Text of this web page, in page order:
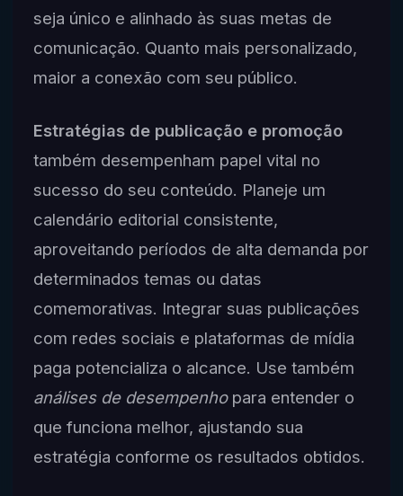
seja único e alinhado às suas metas de
comunicação. Quanto mais personalizado,
maior a conexão com seu público.
Estratégias de publicação e promoção
também desempenham papel vital no
sucesso do seu conteúdo. Planeje um
calendário editorial consistente,
aproveitando períodos de alta demanda por
determinados temas ou datas
comemorativas. Integrar suas publicações
com redes sociais e plataformas de mídia
paga potencializa o alcance. Use também
análises de desempenhopara entender o
que funciona melhor, ajustando sua
estratégia conforme os resultados obtidos.